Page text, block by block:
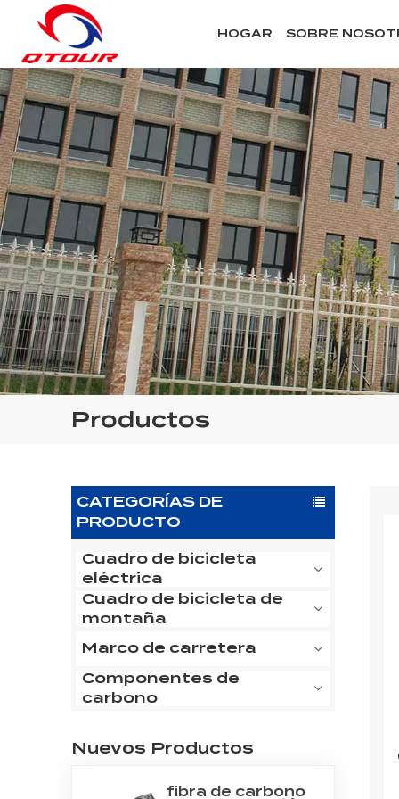
HOGAR SOBRE
Productos
CATEGORÍAS DE
PRODUCTO
Cuadro de bicicleta
eléctrica
Cuadro de bicicleta de
montaña
Marco de carretera
Componentes de
carbono
Nuevos Productos
fibra de carbono